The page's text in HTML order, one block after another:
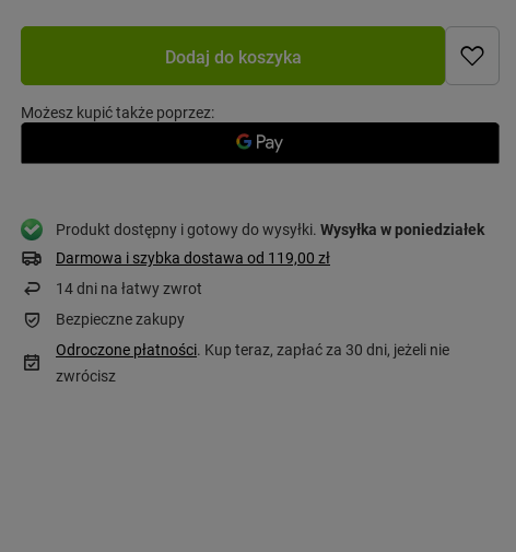
Dodaj do koszyka
Możesz kupić także poprzez:
Produkt dostępny i gotowy do wysyłki Wysyłkaw poniedziałek
Darmowa i szybka dostawa od 119,00 zł
14dni na łatwy zwrot
Bezpieczne zakupy
Odroczone płatności. Kup teraz, zapłać za 30 dni, jeżeli nie
zwrócisz